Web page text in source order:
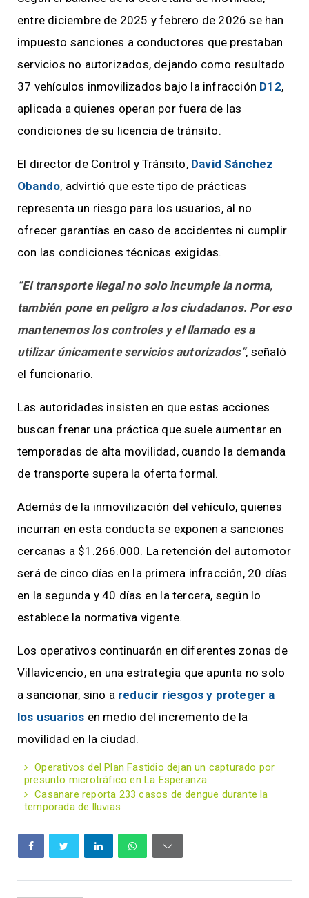
entre diciembre de 2025 y febrero de 2026 se han
impuesto sanciones a conductores que prestaban
servicios no autorizados, dejando como resultado
37 vehículos inmovilizados bajo la infracción D12,
aplicada a quienes operan por fuera de las
condiciones de su licencia de tránsito.
El director de Control y Tránsito, David Sánchez
Obando, advirtió que este tipo de prácticas
representa un riesgo para los usuarios, al no
ofrecer garantías en caso de accidentes ni cumplir
con las condiciones técnicas exigidas.
“El transporte ilegal no solo incumple la norma,
también pone en peligro a los ciudadanos. Por eso
mantenemos los controles y el llamado es a
utilizar únicamente servicios autorizados”, señaló
el funcionario.
Las autoridades insisten en que estas acciones
buscan frenar una práctica que suele aumentar en
temporadas de alta movilidad, cuando la demanda
de transporte supera la oferta formal.
Además de la inmovilización del vehículo, quienes
incurran en esta conducta se exponen a sanciones
cercanas a $1.266.000. La retención del automotor
será de cinco días en la primera infracción, 20 días
en la segunda y 40 días en la tercera, según lo
establece la normativa vigente.
Los operativos continuarán en diferentes zonas de
Villavicencio, en una estrategia que apunta no solo
a sancionar, sino a reducir riesgos y proteger a
los usuarios en medio del incremento de la
movilidad en la ciudad.
Operativos del Plan Fastidio dejan un capturado por
presunto microtráfico en La Esperanza
Casanare reporta 233 casos de dengue durante la
temporada de lluvias